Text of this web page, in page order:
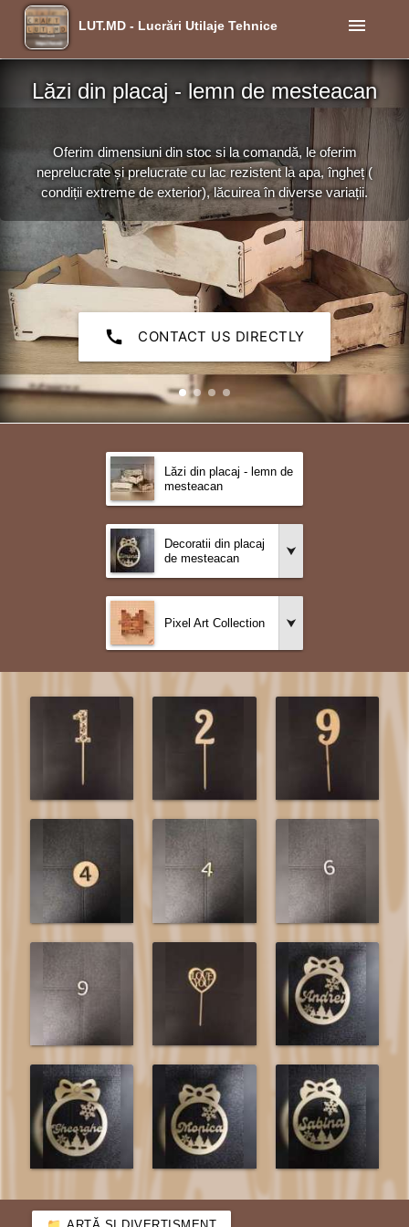
LUT.MD - Lucrări Utilaje Tehnice menu
call CONTACT US DIRECTLY
Lăzi din placaj - lemn de mesteacan
Oferim dimensiuni din stoc si la comandă, le oferim
neprelucrate și prelucrate cu lac rezistent la apa, îngheț (
condiții extreme de exterior), lăcuirea în diverse variații.
Lăzi din placaj - lemn de
mesteacan
Decoratii din placaj
de mesteacan
Pixel Art Collection